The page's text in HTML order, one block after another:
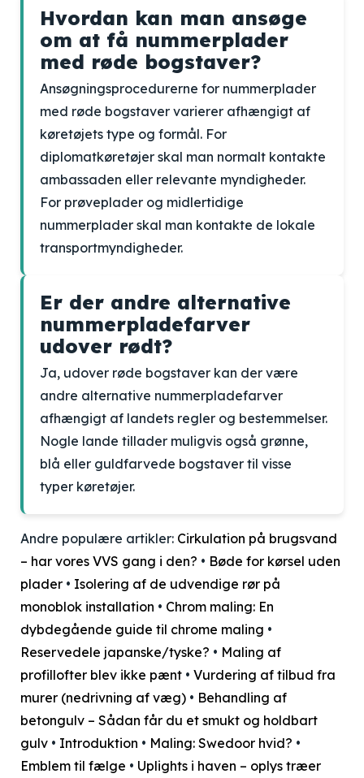
Hvordan kan man ansøge
om at få nummerplader
med røde bogstaver?
Ansøgningsprocedurerne for nummerplader
med røde bogstaver varierer afhængigt af
køretøjets type og formål. For
diplomatkøretøjer skal man normalt kontakte
ambassaden eller relevante myndigheder.
For prøveplader og midlertidige
nummerplader skal man kontakte de lokale
transportmyndigheder.
Er der andre alternative
nummerpladefarver
udover rødt?
Ja, udover røde bogstaver kan der være
andre alternative nummerpladefarver
afhængigt af landets regler og bestemmelser.
Nogle lande tillader muligvis også grønne,
blå eller guldfarvede bogstaver til visse
typer køretøjer.
Andre populære artikler: Cirkulation på brugsvand
– har vores VVS gang i den? • Bøde for kørsel uden
plader • Isolering af de udvendige rør på
monoblok installation • Chrom maling: En
dybdegående guide til chrome maling •
Reservedele japanske/tyske? • Maling af
profillofter blev ikke pænt • Vurdering af tilbud fra
murer (nedrivning af væg) • Behandling af
betongulv – Sådan får du et smukt og holdbart
gulv • Introduktion • Maling: Swedoor hvid? •
Emblem til fælge • Uplights i haven – oplys træer